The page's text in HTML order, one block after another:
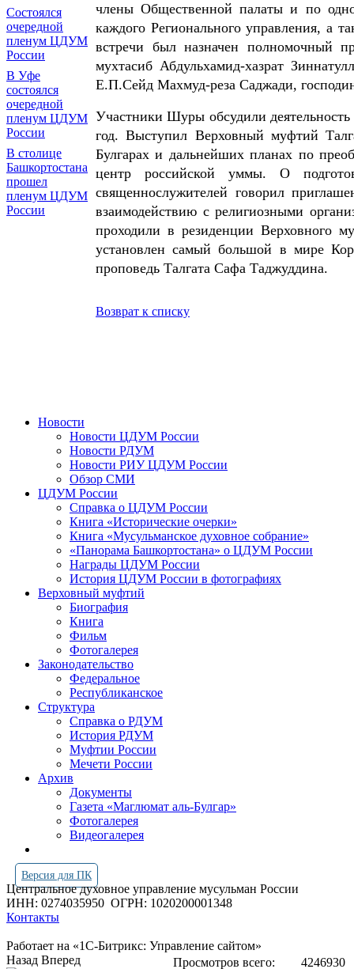
Состоялся
очередной
пленум ЦДУМ
России
В Уфе
состоялся
очередной
пленум ЦДУМ
России
В столице
Башкортостана
прошел
пленум ЦДУМ
России
члены Общественной палаты и по
каждого Регионального управления, а
встречи был назначен полномочный
мухтасиб Абдульхамид-хазрат
Е.П.Сейд Махмуд-реза Саджади,
Участники Шуры обсудили
год. Выступил Верховный муфтий
Булгарах и дальнейших планах по
центр российской уммы. О
священнослужителей говорил
взаимодействию с религиозными
проходили в резиденции Верховного
установлен самый большой в мире
проповедь Талгата Сафа Таджуддина.
Возврат к списку
Новости
Новости ЦДУМ России
Новости РДУМ
Новости РИУ ЦДУМ России
Обзор СМИ
ЦДУМ России
Справка о ЦДУМ России
Книга «Исторические очерки»
Книга «Мусульманское духовное собрание»
«Панорама Башкортостана» о ЦДУМ России
Награды ЦДУМ России
История ЦДУМ России в фотографиях
Верховный муфтий
Биография
Книга
Фильм
Фотогалерея
Законодательство
Федеральное
Республиканское
Структура
Справка о РДУМ
История РДУМ
Муфтии России
Мечети России
Архив
Документы
Газета «Маглюмат аль-Булгар»
Фотогалерея
Видеогалерея
Версия для ПК
Центральное духовное управление мусульман России
ИНН: 0274035950 ОГРН: 1020200001348
Контакты
Работает на «1С-Битрикс: Управление сайтом»
Просмотров всего:
4246930
Назад Вперед